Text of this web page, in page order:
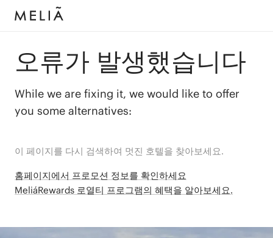
오류가 발생했습니다
While we are fixing it, we would like to offer
you some alternatives:
이 페이지를 다시 검색하여 멋진 호텔을 찾아보세요.
홈페이지에서 프로모션 정보를 확인하세요
MeliáRewards 로열티 프로그램의 혜택을 알아보세요.